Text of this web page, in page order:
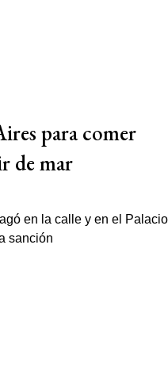
para comer
de mar